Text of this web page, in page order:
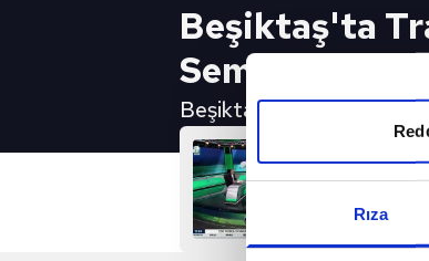
Rıza
Beşiktaş'ta
Semih Kılıçsoy...
Beşiktaş Muhabiri Efecan